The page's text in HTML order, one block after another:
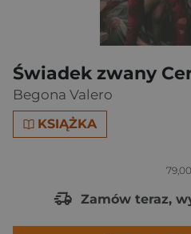
Świadek zwany
Begona Valero
KSIĄŻKA
Zamów teraz,